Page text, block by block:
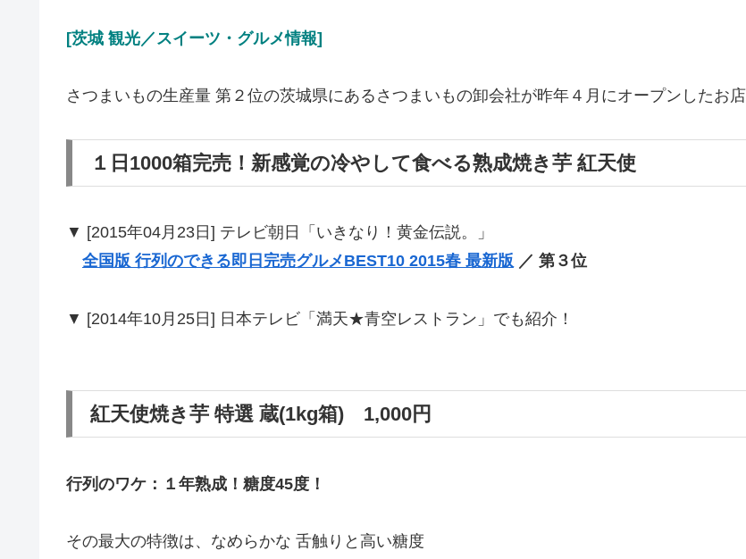
[茨城 観光／スイーツ・グルメ情報]
さつまいもの生産量 第２位の茨城県にあるさつまいもの卸会社が昨年４月にオープンしたお店
１日1000箱完売！新感覚の冷やして食べる熟成焼き芋 紅天使
▼ [2015年04月23日] テレビ朝日「いきなり！黄金伝説。」
全国版 行列のできる即日完売グルメBEST10 2015春 最新版 ／ 第３位
▼ [2014年10月25日] 日本テレビ「満天★青空レストラン」でも紹介！
紅天使焼き芋 特選 蔵(1kg箱) 1,000円
行列のワケ：１年熟成！糖度45度！
その最大の特徴は、なめらかな 舌触りと高い糖度